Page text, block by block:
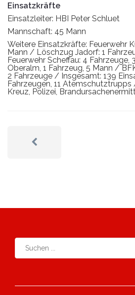
Einsatzkräfte
Einsatzleiter: HBI Peter Schluet
Mannschaft: 45 Mann
Weitere Einsatzkräfte: Feuerwehr
Mann / Löschzug Jadorf: 1
Feuerwehr Scheffau: 4
Oberalm, 1 Fahrzeug, 5 Mann /
2 Fahrzeuge / Insgesamt: 139
Fahrzeugen, 11
Kreuz, Polizei,